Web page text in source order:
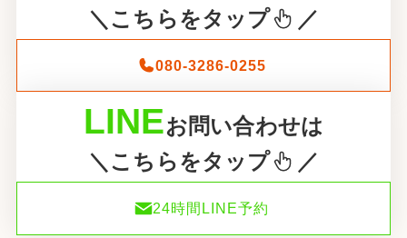
＼こちらをタップ
／
080-3286-0255
LINEお問い合わせは
＼こちらをタップ
／
24時間LINE予約